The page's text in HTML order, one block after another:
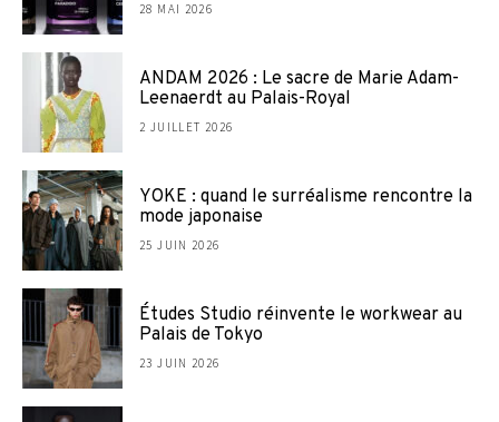
28 MAI 2026
ANDAM 2026 : Le sacre de Marie Adam-
Leenaerdt au Palais-Royal
2 JUILLET 2026
YOKE : quand le surréalisme rencontre la
mode japonaise
25 JUIN 2026
Études Studio réinvente le workwear au
Palais de Tokyo
23 JUIN 2026